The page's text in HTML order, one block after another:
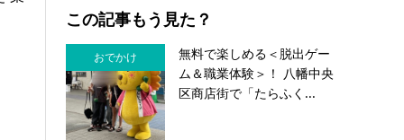
この記事もう見た？
おでかけ
無料で楽しめる＜脱出ゲー
ム＆職業体験＞！ 八幡中央
区商店街で「たらふく...